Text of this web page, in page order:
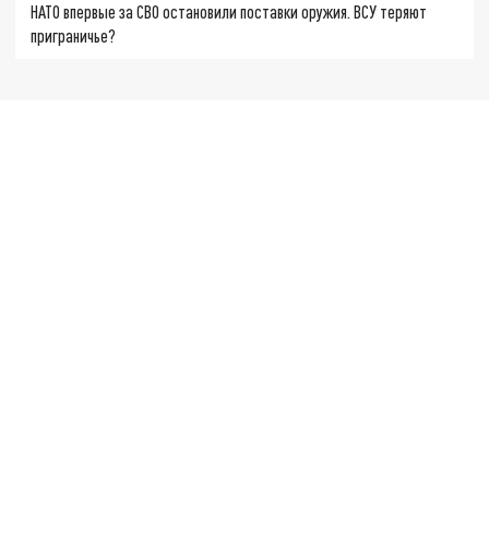
НАТО впервые за СВО остановили поставки оружия. ВСУ теряют
приграничье?